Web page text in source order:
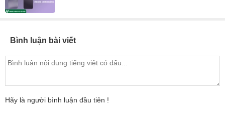
Bình luận bài viết
Hãy là người bình luận đầu tiên !